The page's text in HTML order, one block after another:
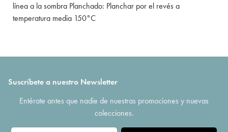
línea a la sombra Planchado: Planchar por el revés a
temperatura media 150°C
Suscríbete a nuestro Newsletter
Entérate antes que nadie de nuestras promociones y nuevas
colecciones.